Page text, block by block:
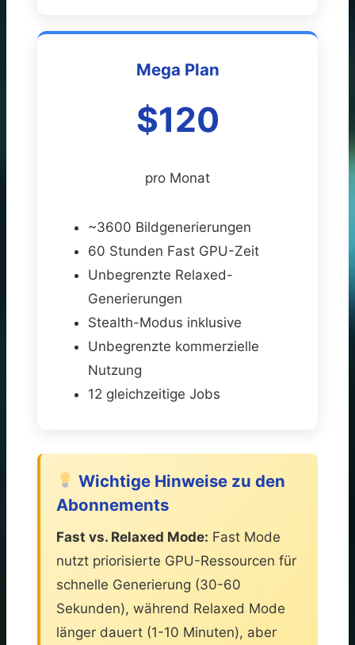
Mega Plan
$120
pro Monat
~3600 Bildgenerierungen
60 Stunden Fast GPU-Zeit
Unbegrenzte Relaxed-
Generierungen
Stealth-Modus inklusive
Unbegrenzte kommerzielle
Nutzung
12 gleichzeitige Jobs
Wichtige Hinweise zu den
Abonnements
Fast vs. Relaxed Mode: Fast Mode
nutzt priorisierte GPU-Ressourcen für
schnelle Generierung (30-60
Sekunden), während Relaxed Mode
länger dauert (1-10 Minuten), aber